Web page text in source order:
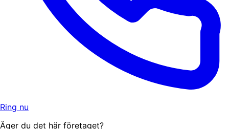
Ring nu
Äger du det här företaget?